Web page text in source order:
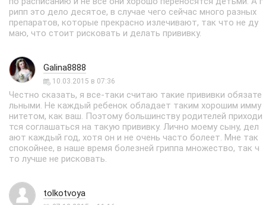
рипп это дело десятое, в случае чего сейчас много разных
препаратов, которые прекрасно излечивают, так что не ду
маю, что стоит рисковать и делать прививку.
Galina8888
10.03.2015 в 07:36
Честно сказать, я все-таки считаю такие прививки обязате
льными. Не каждый ребенок обладает таким хорошим имму
нитетом, как ваш. Поэтому большинству родителей приходи
тся соглашаться на такую прививку. Лично моему сыну, дел
ают каждый год, хотя он и не очень часто болеет. Мне так
спокойнее, в наше время болезней гриппа множество, так ч
то лучше не рисковать.
tolkotvoya